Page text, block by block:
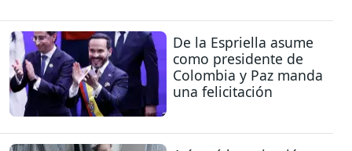
De la Espriella asume
como presidente de
Colombia y Paz manda
una felicitación